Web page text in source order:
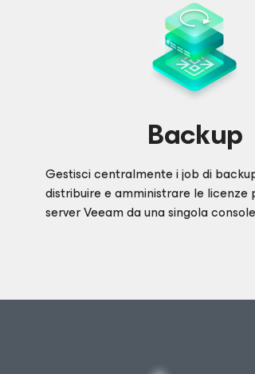
Backup
Gestisci centralmente i job di
distribuire e amministrare le licenze
server Veeam da una singola